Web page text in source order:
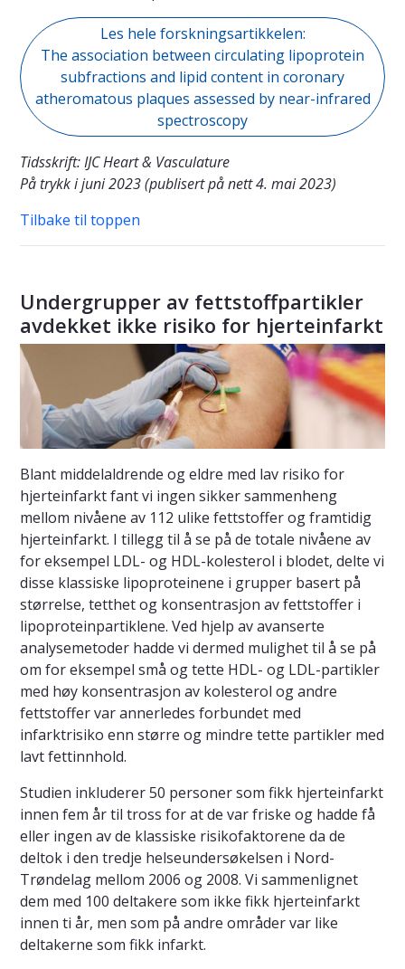
Les hele forskningsartikkelen:
The association between circulating lipoprotein
subfractions and lipid content in coronary
atheromatous plaques assessed by near-infrared
spectroscopy
Tidsskrift: IJC Heart & Vasculature
På trykk i juni 2023 (publisert på nett 4. mai 2023)
Tilbake til toppen
Undergrupper av fettstoffpartikler
avdekket ikke risiko for hjerteinfarkt
Blant middelaldrende og eldre med lav risiko for
hjerteinfarkt fant vi ingen sikker sammenheng
mellom nivåene av 112 ulike fettstoffer og framtidig
hjerteinfarkt. I tillegg til å se på de totale nivåene av
for eksempel LDL- og HDL-kolesterol i blodet, delte vi
disse klassiske lipoproteinene i grupper basert på
størrelse, tetthet og konsentrasjon av fettstoffer i
lipoproteinpartiklene. Ved hjelp av avanserte
analysemetoder hadde vi dermed mulighet til å se på
om for eksempel små og tette HDL- og LDL-partikler
med høy konsentrasjon av kolesterol og andre
fettstoffer var annerledes forbundet med
infarktrisiko enn større og mindre tette partikler med
lavt fettinnhold.
Studien inkluderer 50 personer som fikk hjerteinfarkt
innen fem år til tross for at de var friske og hadde få
eller ingen av de klassiske risikofaktorene da de
deltok i den tredje helseundersøkelsen i Nord-
Trøndelag mellom 2006 og 2008. Vi sammenlignet
dem med 100 deltakere som ikke fikk hjerteinfarkt
innen ti år, men som på andre områder var like
deltakerne som fikk infarkt.